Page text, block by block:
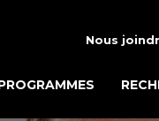
Nous